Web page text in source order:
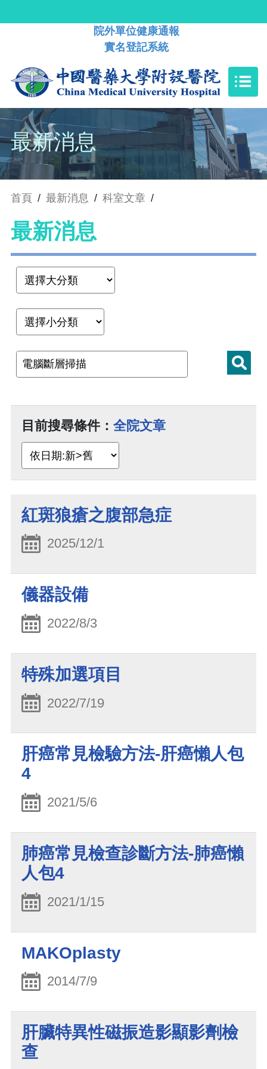
院外單位健康通報
實名登記系統
最新消息
首頁 / 最新消息 / 科室文章 /
最新消息
目前搜尋條件： 全院文章
紅斑狼瘡之腹部急症
2025/12/1
儀器設備
2022/8/3
特殊加選項目
2022/7/19
肝癌常見檢驗方法-肝癌懶人包
4
2021/5/6
肺癌常見檢查診斷方法-肺癌懶
人包4
2021/1/15
MAKOplasty
2014/7/9
肝臟特異性磁振造影顯影劑檢
查